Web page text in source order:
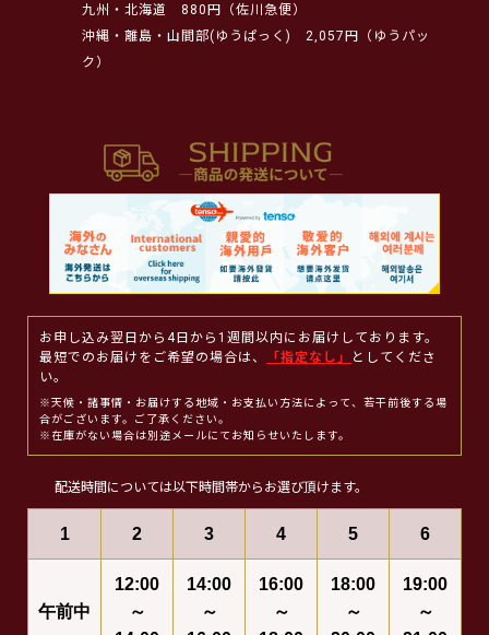
九州・北海道
880円（佐川急便）
沖縄・離島・山間部(ゆうぱっく)
2,057円（ゆうパッ
ク）
お申し込み翌日から4日から1週間以内にお届けしております。
最短でのお届けをご希望の場合は、
「指定なし」
としてくださ
い。
※天候・諸事情・お届けする地域・お支払い方法によって、若干前後する場
合がございます。ご了承ください。
※在庫がない場合は別途メールにてお知らせいたします。
配送時間については以下時間帯からお選び頂けます。
1 2 3 4 5 6
午前中
12:00
～
14:00
～
16:00
～
18:00
～
19:00
～